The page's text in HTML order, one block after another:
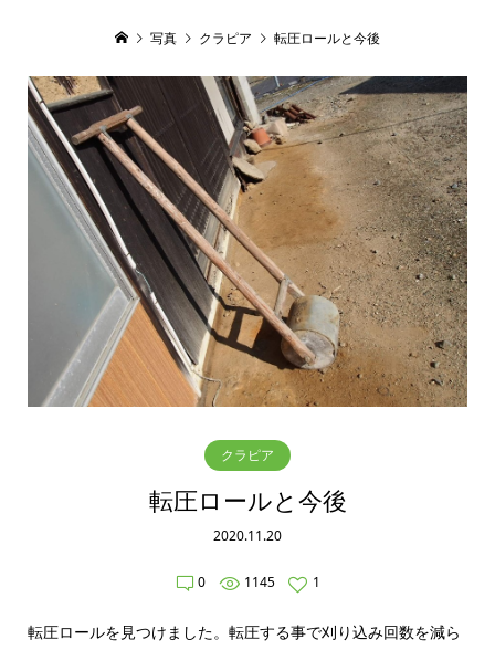
写真 クラピア 転圧ロールと今後
クラピア
転圧ロールと今後
2020.11.20
0 1145 1
転圧ロールを見つけました。転圧する事で刈り込み回数を減ら